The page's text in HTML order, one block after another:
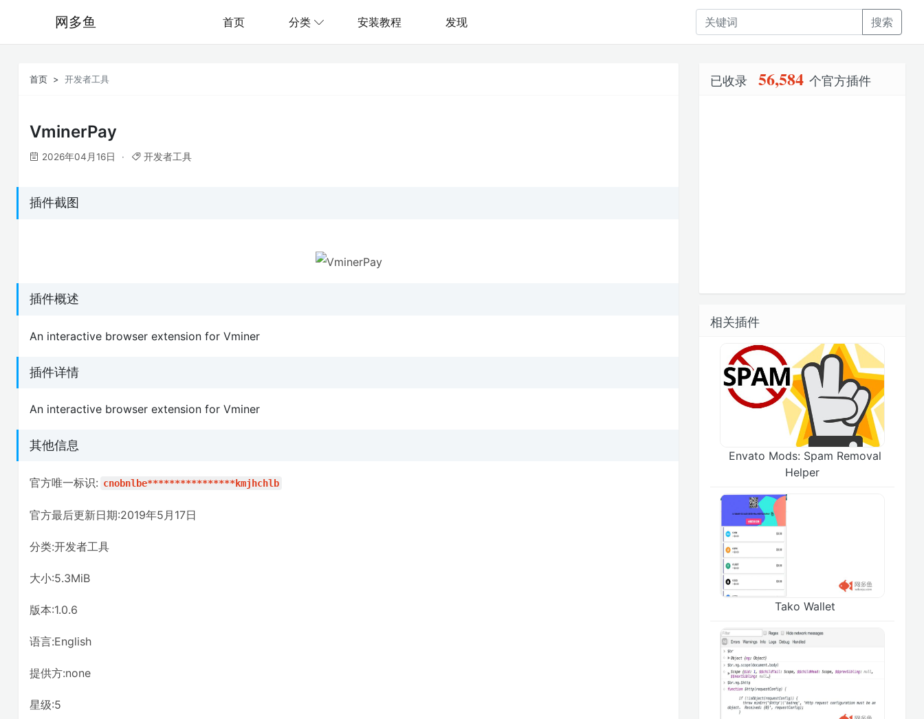
网多鱼 首页 分类 安装教程 发现 搜索
首页 开发者工具
VminerPay
2026年04月16日 开发者工具
插件截图
插件概述
An interactive browser extension for Vminer
插件详情
An interactive browser extension for Vminer
其他信息
官方唯一标识: cnobnlbe****************kmjhchlb
官方最后更新日期:2019年5月17日
分类:开发者工具
大小:5.3MiB
版本:1.0.6
语言:English
提供方:none
星级:5
已收录 56,584 个官方插件
相关插件
Envato Mods: Spam Removal
Helper
Tako Wallet